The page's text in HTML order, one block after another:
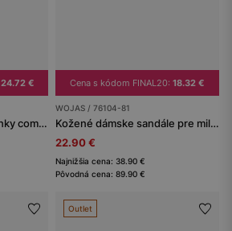
24.72 €
Hnedé kožené poltopánky comfort
Cena s kódom FINAL20: 18.32 €
WOJAS / 76104-81
Kožené dámske sandále pre milovníčky pohodlia
22.90 €
Najnižšia cena: 38.90 €
Pôvodná cena: 89.90 €
Outlet